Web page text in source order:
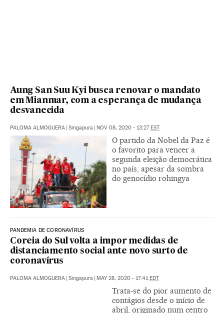
Aung San Suu Kyi busca renovar o mandato
em Mianmar, com a esperança de mudança
desvanecida
PALOMA ALMOGUERA | Singapura | NOV 08, 2020 - 13:27EST
O partido da Nobel da Paz é
o favorito para vencer a
segunda eleição democrática
no país, apesar da sombra
do genocídio rohingya
PANDEMIA DE CORONAVÍRUS
Coreia do Sul volta a impor medidas de
distanciamento social ante novo surto de
coronavírus
PALOMA ALMOGUERA | Singapura | MAY 28, 2020 - 17:41EDT
Trata-se do pior aumento de
contágios desde o início de
abril, originado num centro